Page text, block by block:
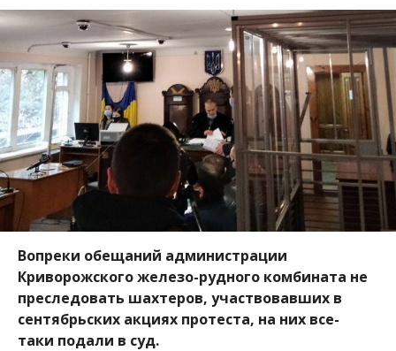
Вопреки обещаний администрации
Криворожского железо-рудного комбината не
преследовать шахтеров, участвовавших в
сентябрьских акциях протеста, на них все-
таки подали в суд.